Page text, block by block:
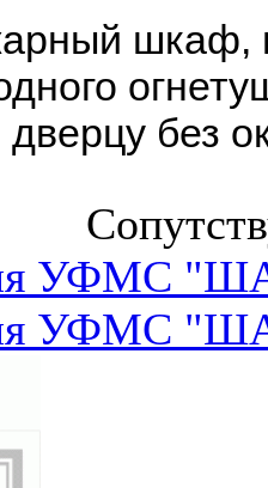
шкаф,
дверцу без
УФМС
УФМС